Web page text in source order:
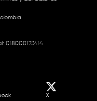
018000123414
X